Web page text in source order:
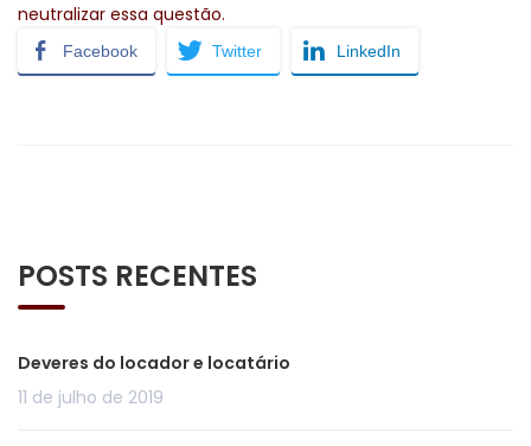
neutralizar essa questão.
Facebook Twitter LinkedIn
POSTS RECENTES
Deveres do locador e locatário
11 de julho de 2019